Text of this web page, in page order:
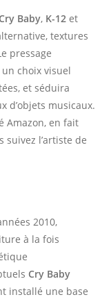
Cry Baby, K-12 et
textures
pressage
un choix visuel
et séduira
d’objets musicaux.
Amazon, en fait
l’artiste de
2010,
à la fois
Cry Baby
installé une base